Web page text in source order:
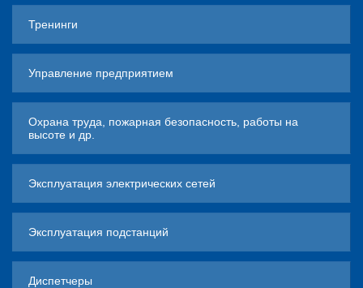
Тренинги
Управление предприятием
Охрана труда, пожарная безопасность, работы на
высоте и др.
Эксплуатация электрических сетей
Эксплуатация подстанций
Диспетчеры